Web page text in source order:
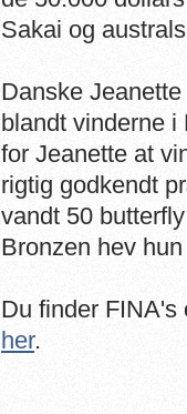
Sakai og
Danske
blandt vinderne
for Jeanette at
rigtig godkendt
vandt 50
Bronzen hev
Du finder FINA's
her.